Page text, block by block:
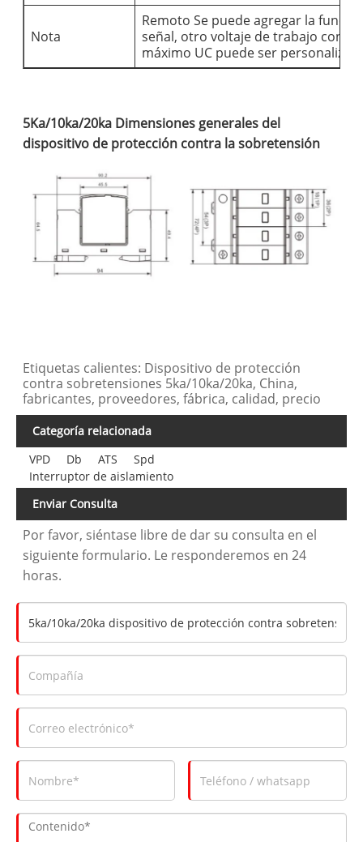
Nota
Remoto Se puede agregar la
señal, otro voltaje de trabajo
máximo UC puede ser
5Ka/10ka/20ka Dimensiones generales del
dispositivo de protección contra la sobretensión
Etiquetas calientes: Dispositivo de protección
contra sobretensiones 5ka/10ka/20ka, China,
fabricantes, proveedores, fábrica, calidad, precio
Categoría relacionada
VPD
Db ATS
Spd
Interruptor de aislamiento
Enviar Consulta
Por favor, siéntase libre de dar su consulta en el
siguiente formulario. Le responderemos en 24
horas.